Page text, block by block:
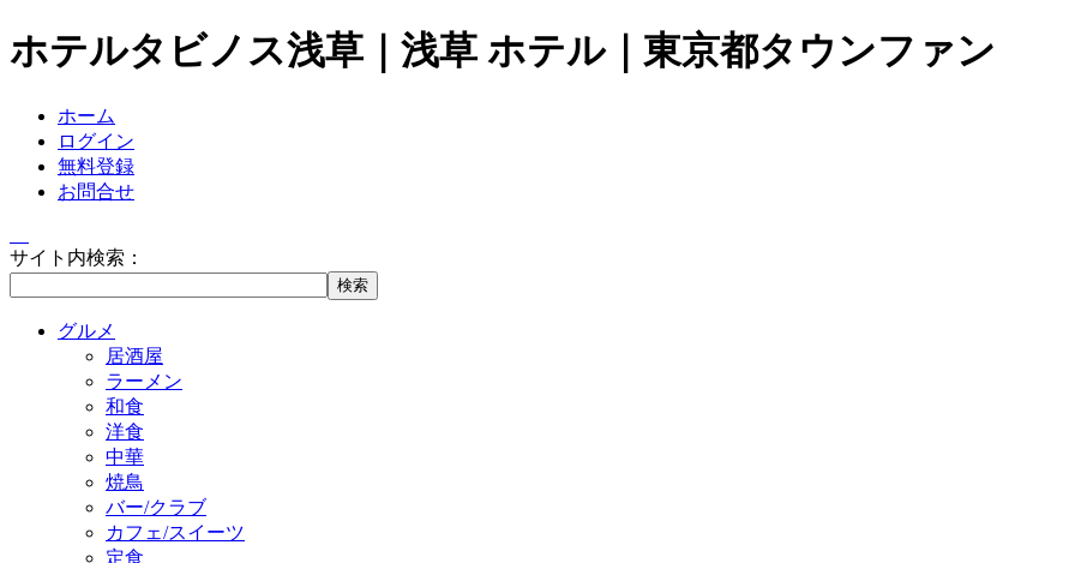
ホテルタビノス浅草｜浅草 ホテル｜東京都タウンファン
ホーム
ログイン
無料登録
お問合せ
サイト内検索：
グルメ
居酒屋
ラーメン
和食
洋食
中華
焼鳥
バー/クラブ
カフェ/スイーツ
定食